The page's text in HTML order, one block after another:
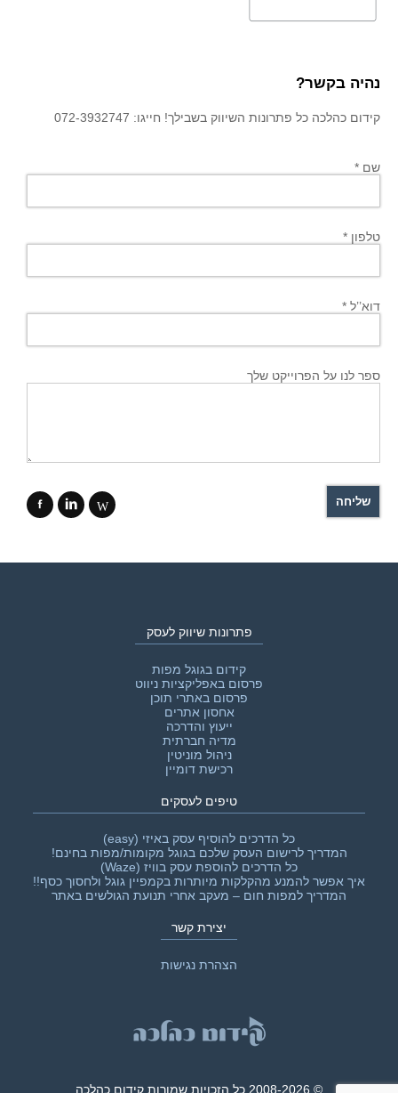
נהיה בקשר?
קידום כהלכה כל פתרונות השיווק בשבילך! חייגו: 072-3932747
שם *
טלפון *
דוא’’ל *
ספר לנו על הפרוייקט שלך
f i W
פתרונות שיווק לעסק
קידום בגוגל מפות
פרסום באפליקציות ניווט
פרסום באתרי תוכן
אחסון אתרים
ייעוץ והדרכה
מדיה חברתית
ניהול מוניטין
רכישת דומיין
טיפים לעסקים
כל הדרכים להוסיף עסק באיזי (easy)
המדריך לרישום העסק שלכם בגוגל מקומות/מפות בחינם!
כל הדרכים להוספת עסק בוויז (Waze)
איך אפשר להמנע מהקלקות מיותרות בקמפיין גוגל ולחסוך כסף!!‎
המדריך למפות חום – מעקב אחרי תנועת הגולשים באתר
יצירת קשר
הצהרת נגישות
© 2008-2026 כל הזכויות שמורות קידום כהלכה